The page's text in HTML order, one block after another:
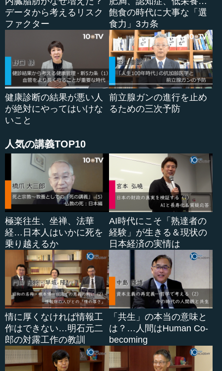
私が日々診療でお見受けするのは、そういう加齢のため
に背骨などの骨が弱くなって骨折した人や、あるいは６０
年、７０年、８０年と生きてきたため、関節にだんだん自
然に故障が起きてきて、痛くて思うように動けなくなっ
た、そういう人を見ています。
その典型的なものが、関節に関して言えば、「変形性膝
関節症」です。少し専門的になりますが、人間の膝関節の
上の骨と下の骨のすり合わせ面には、軟骨があります。こ
れが上下の骨のクッション役となり、また、表面が非常に
た動物の軟骨同士の摩擦係数は、非常に低いです。氷の上
を滑るスケートエッジの工学者が非常に工夫して、研究し
て、まねをしようと思ってもできないような、非常に低い
摩擦係数になっています。軟骨はそういう大事なもので
す。
軟骨のもう一つの特徴は、加齢とともにだんだんすり減
ってきてしまうことです。なぜかという...
データから考えるリスク
ファクター
飽食の時代に大事な「選
食力」3カ条
健康診断の結果が悪い人
が絶対にやってはいけな
いこと
前立腺ガンの進行を止め
るための三次予防
人気の講義TOP10
極楽往生、坐禅、法華
経…日本人はいかに死を
乗り越えるか
AI時代にこそ「熟達者の
経験」が生きる＆現状の
日本経済の実情は
情に厚くなければ情報工
作はできない…明石元二
郎の対露工作の教訓
「共生」の本当の意味と
は？…人間はHuman Co-
becoming